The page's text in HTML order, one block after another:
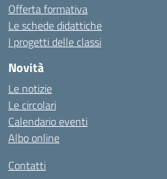
Offerta formativa
Le schede didattiche
I progetti delle classi
Novità
Le notizie
Le circolari
Calendario eventi
Albo online
Contatti